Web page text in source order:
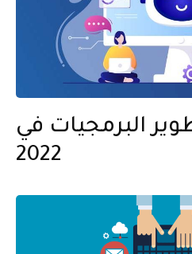
البرمجيات في
2022